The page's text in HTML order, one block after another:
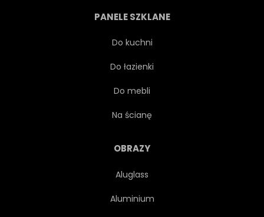
PANELE SZKLANE
Do kuchni
Do łazienki
Do mebli
Na ścianę
OBRAZY
Aluglass
Aluminium